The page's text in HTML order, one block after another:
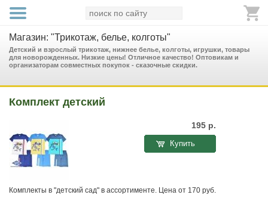
Магазин: "Трикотаж, белье, колготы"
Детский и взрослый трикотаж, нижнее белье, колготы, игрушки, товары
для новорожденных. Низкие цены! Отличное качество! Оптовикам и
организаторам совместных покупок - сказочные скидки.
Комплект детский
195 р.
Купить
Комплекты в "детский сад" в ассортименте. Цена от 170 руб.